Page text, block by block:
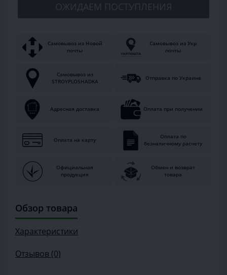
ОЖИДАЕМ ПОСТУПЛЕНИЯ
Самовывоз из Новой
почты
Самовывоз из Укр
почты
Самовывоз из
STROYPLOSHADKA
Отправка по Украине
Адресная доставка Оплата при получении
Оплата на карту
Оплата по
безналичному расчету
Официальная
продукция
Обмен и возврат
товара
Обзор товара
Характеристики
Отзывов (0)